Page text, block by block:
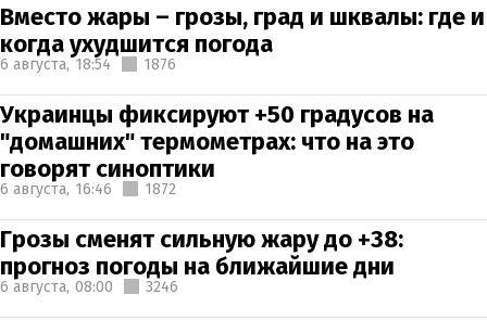
Вместо жары – грозы, град и шквалы: где и
когда ухудшится погода
6 августа, 18:54 1876
Украинцы фиксируют +50 градусов на
"домашних" термометрах: что на это
говорят синоптики
6 августа, 16:46 1872
Грозы сменят сильную жару до +38:
прогноз погоды на ближайшие дни
6 августа, 08:00 3246